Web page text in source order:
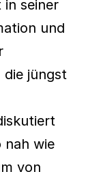
in seiner
und
die jüngst
nah wie
von